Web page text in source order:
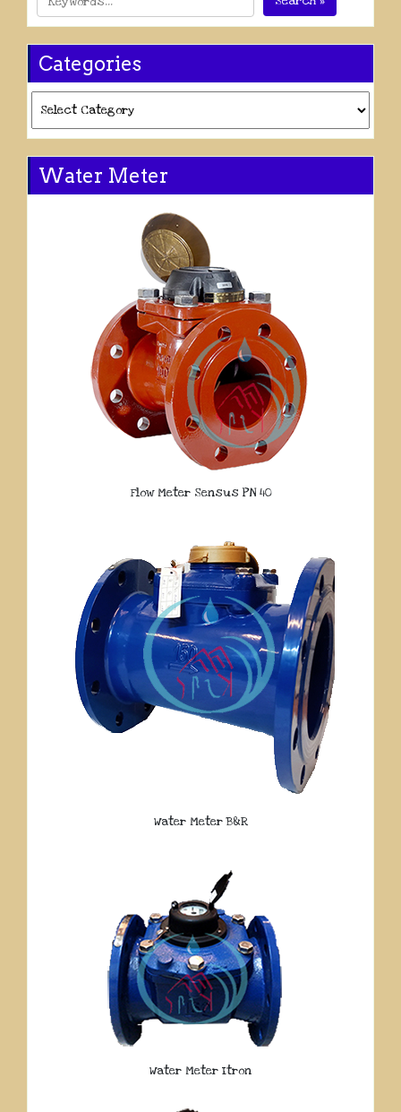
Categories
Water Meter
Flow Meter Sensus PN 40
Water Meter B&R
Water Meter Itron